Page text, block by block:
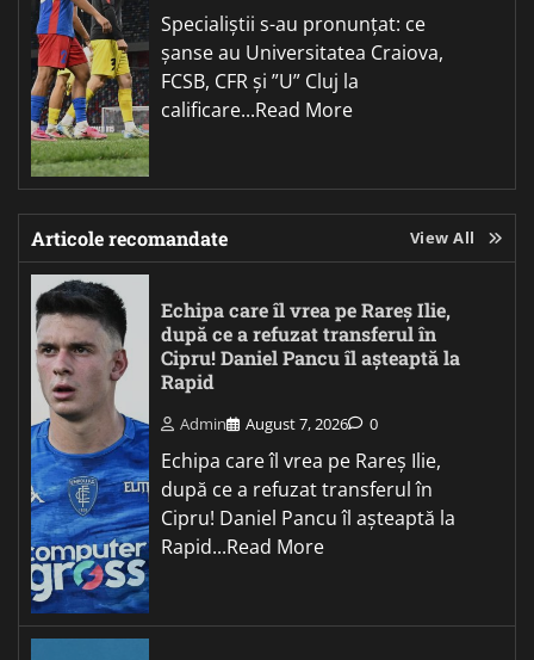
Specialiștii s-au pronunțat: ce
șanse au Universitatea Craiova,
FCSB, CFR și ”U” Cluj la
calificare...Read More
Articole recomandate View All
Echipa care îl vrea pe Rareș Ilie,
după ce a refuzat transferul în
Cipru! Daniel Pancu îl așteaptă la
Rapid
Admin August 7, 2026 0
Echipa care îl vrea pe Rareș Ilie,
după ce a refuzat transferul în
Cipru! Daniel Pancu îl așteaptă la
Rapid...Read More